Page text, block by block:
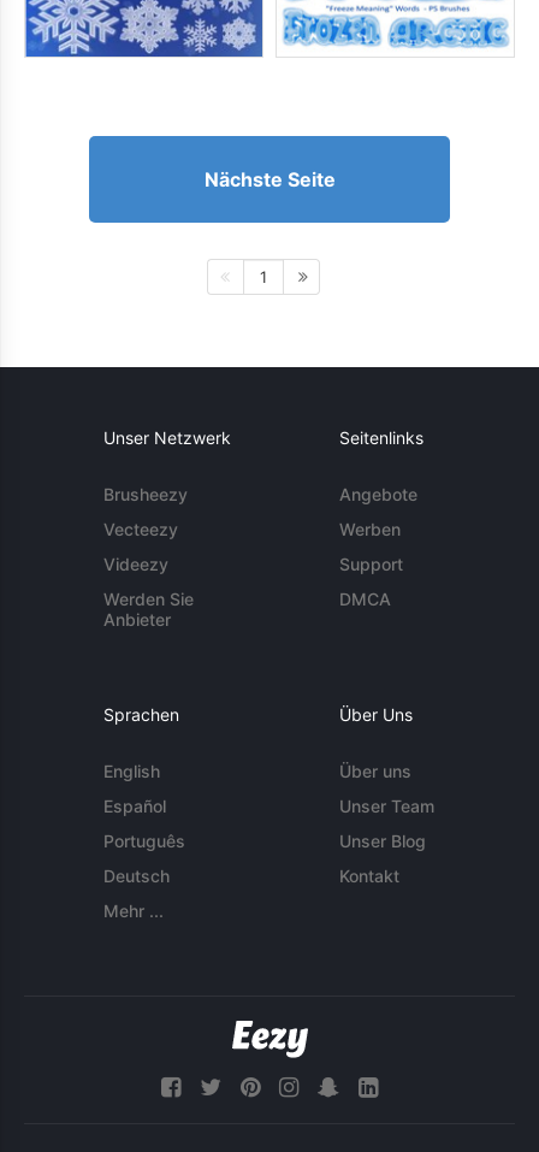
Nächste Seite
1
Unser Netzwerk
Brusheezy
Vecteezy
Videezy
Werden Sie
Anbieter
Seitenlinks
Angebote
Werben
Support
DMCA
Sprachen
English
Español
Português
Deutsch
Mehr ...
Über Uns
Über uns
Unser Team
Unser Blog
Kontakt